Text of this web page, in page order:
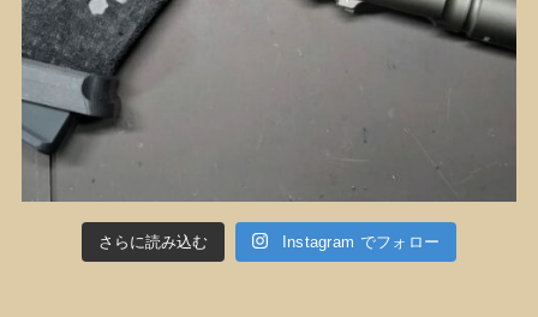
さらに読み込む Instagram でフォロー